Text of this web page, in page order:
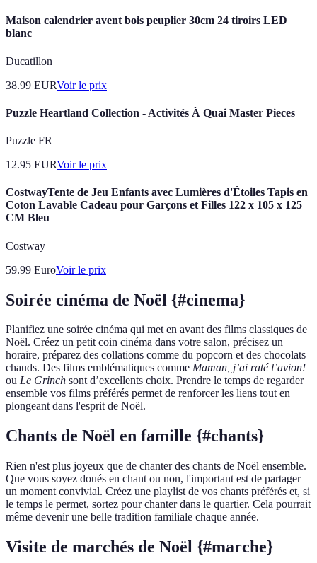
Maison calendrier avent bois peuplier 30cm 24 tiroirs LED
blanc
Ducatillon
38.99 EURVoir le prix
Puzzle Heartland Collection - Activités À Quai Master Pieces
Puzzle FR
12.95 EURVoir le prix
CostwayTente de Jeu Enfants avec Lumières d'Étoiles Tapis en
Coton Lavable Cadeau pour Garçons et Filles 122 x 105 x 125
CM Bleu
Costway
59.99 EuroVoir le prix
Soirée cinéma de Noël {#cinema}
Planifiez une soirée cinéma qui met en avant des films classiques de
Noël. Créez un petit coin cinéma dans votre salon, précisez un
horaire, préparez des collations comme du popcorn et des chocolats
chauds. Des films emblématiques comme Maman, j’ai raté l’avion!
ou Le Grinch sont d’excellents choix. Prendre le temps de regarder
ensemble vos films préférés permet de renforcer les liens tout en
plongeant dans l'esprit de Noël.
Chants de Noël en famille {#chants}
Rien n'est plus joyeux que de chanter des chants de Noël ensemble.
Que vous soyez doués en chant ou non, l'important est de partager
un moment convivial. Créez une playlist de vos chants préférés et, si
le temps le permet, sortez pour chanter dans le quartier. Cela pourrait
même devenir une belle tradition familiale chaque année.
Visite de marchés de Noël {#marche}